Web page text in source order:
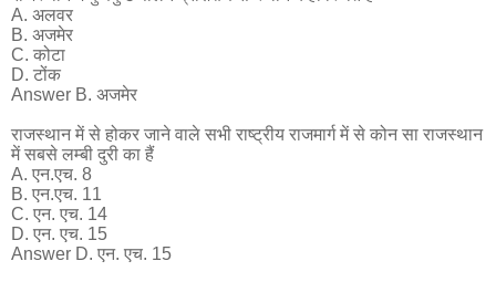
A. अलवर
B. अजमेर
C. कोटा
D. टोंक
Answer B. अजमेर
राजस्थान में से होकर जाने वाले सभी राष्ट्रीय राजमार्ग में से कोन सा राजस्थान
में सबसे लम्बी दुरी का हैं
A. एन.एच. 8
B. एन.एच. 11
C. एन. एच. 14
D. एन. एच. 15
Answer D. एन. एच. 15